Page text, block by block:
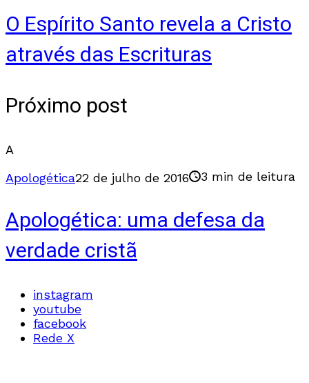
O Espírito Santo revela a Cristo
através das Escrituras
Próximo post
A
Apologética22 de julho de 2016 3 min de leitura
Apologética: uma defesa da
verdade cristã
instagram
youtube
facebook
Rede X